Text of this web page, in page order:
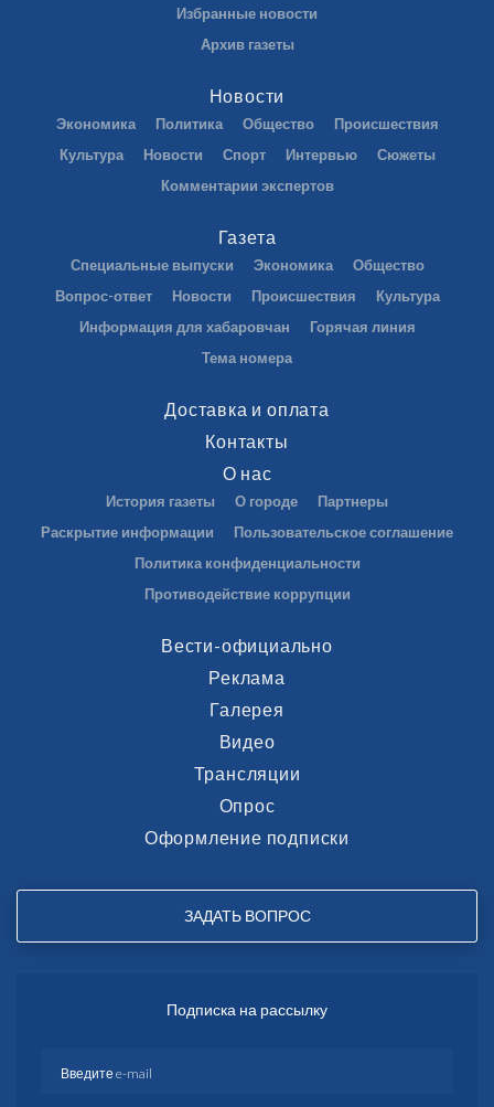
Избранные новости
Архив газеты
Новости
Экономика Политика Общество
Происшествия
Культура
Новости Спорт Интервью
Сюжеты
Комментарии экспертов
Газета
Специальные выпуски Экономика
Общество
Вопрос-ответ
Новости Происшествия
Культура
Информация для хабаровчан
Горячая линия
Тема номера
Доставка и оплата
Контакты
О нас
История газеты О городе
Партнеры
Раскрытие информации
Пользовательское соглашение
Политика конфиденциальности
Противодействие коррупции
Вести-официально
Реклама
Галерея
Видео
Трансляции
Опрос
Оформление подписки
ЗАДАТЬ ВОПРОС
Подписка на рассылку